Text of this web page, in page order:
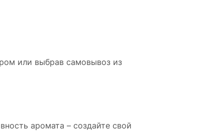
или выбрав самовывоз из
аромата – создайте свой